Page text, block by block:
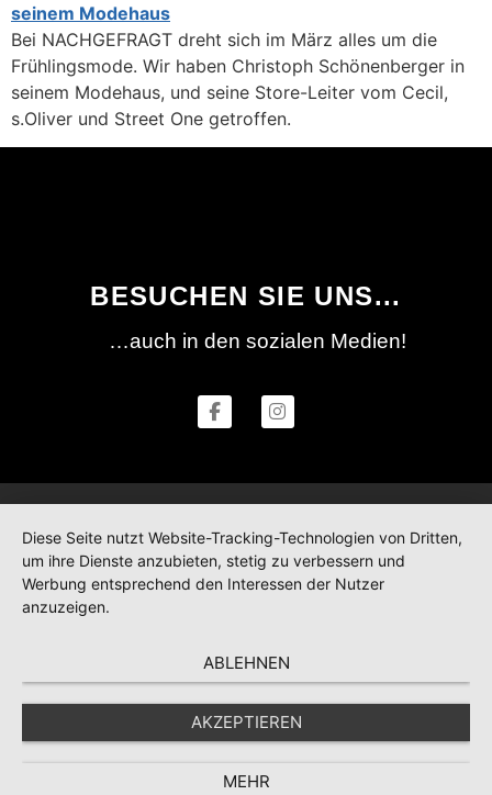
Bei NACHGEFRAGT dreht sich im März alles um die
Frühlingsmode. Wir haben Christoph Schönenberger in
seinem Modehaus, und seine Store-Leiter vom Cecil,
s.Oliver und Street One getroffen.
BESUCHEN SIE UNS...
…auch in den sozialen Medien!
Diese Seite nutzt Website-Tracking-Technologien von Dritten,
um ihre Dienste anzubieten, stetig zu verbessern und
Werbung entsprechend den Interessen der Nutzer
anzuzeigen.
ABLEHNEN
AKZEPTIEREN
MEHR